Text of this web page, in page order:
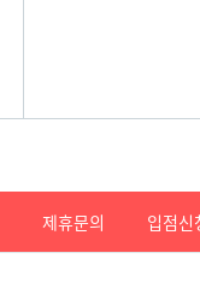
제휴문의 입점신